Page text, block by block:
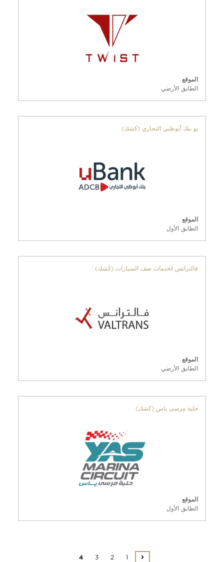
الموقع
الطابق الأرضي
يو بنك أبوظبي التجاري (كشك)
الموقع
الطابق الأول
فالترانس لخدمات صف السيارات (كشك)
الموقع
الطابق الأرضي
حلبة مرسى ياس (كشك)
الموقع
الطابق الأول
1
2
3
4